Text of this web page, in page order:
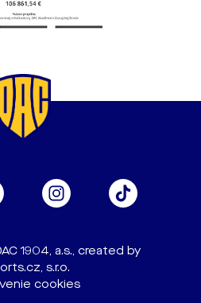
1904, a.s., created by
s.r.o.
cookies